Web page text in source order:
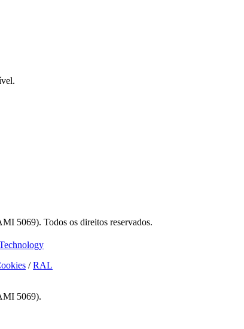
5069). Todos os direitos reservados.
/RAL
5069).